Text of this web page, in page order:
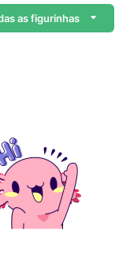
as figurinhas